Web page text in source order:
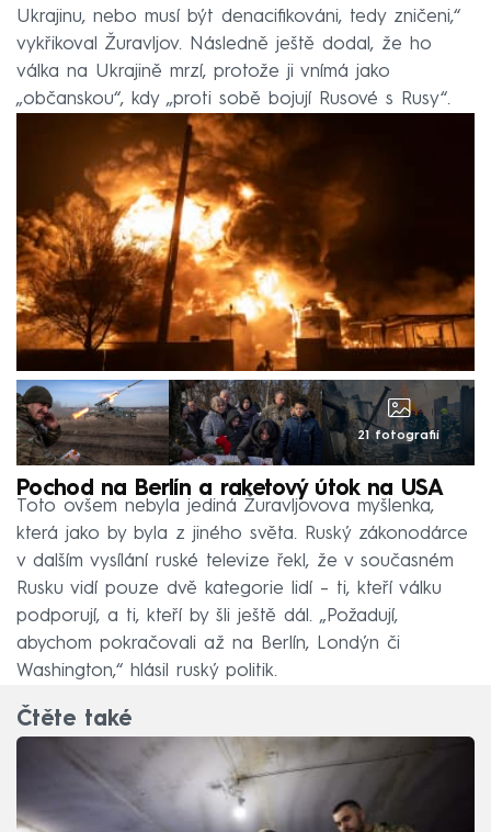
Ukrajinu, nebo musí být denacifikováni, tedy zničeni,“
vykřikoval Žuravljov. Následně ještě dodal, že ho
válka na Ukrajině mrzí, protože ji vnímá jako
„občanskou“, kdy „proti sobě bojují Rusové s Rusy“.
21 fotografií
Pochod na Berlín a raketový útok na USA
Toto ovšem nebyla jediná Žuravljovova myšlenka,
která jako by byla z jiného světa. Ruský zákonodárce
v dalším vysílání ruské televize řekl, že v současném
Rusku vidí pouze dvě kategorie lidí – ti, kteří válku
podporují, a ti, kteří by šli ještě dál. „Požadují,
abychom pokračovali až na Berlín, Londýn či
Washington,“ hlásil ruský politik.
Čtěte také